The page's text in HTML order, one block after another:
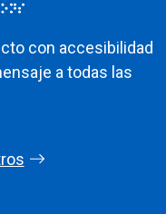
con accesibilidad
a todas las